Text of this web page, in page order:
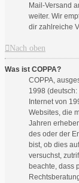
Mail-Versand
weiter. Wir
dir zahlreiche
Nach oben
Was ist COPPA?
COPPA,
1998
Internet von
Websites, die
Jahren
des oder der
bist, ob dies
versuchst,
beachte, dass